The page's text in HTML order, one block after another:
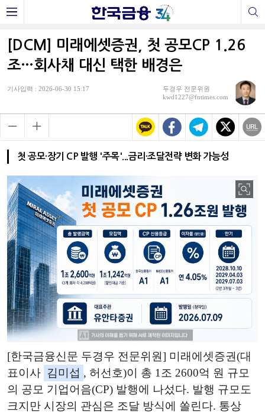
[DCM] 미래에셋증권, 첫 공모CP 1.26
조…회사채 대신 택한 배경은
기사입력 : 2026-06-30 15:17
두경우 전문위원
kwd1227@fntimes.com
첫 공모·장기 CP 발행 '주목'...금리·조달전략 변화 가능성
[한국금융신문 두경우 전문위원] 미래에셋증권(대
표이사 김미섭 , 허선호)이 총 1조 2600억 원 규모
의 공모 기업어음(CP) 발행에 나섰다. 발행 규모도
크지만 시장의 관심은 조달 방식에 쏠린다. 통상